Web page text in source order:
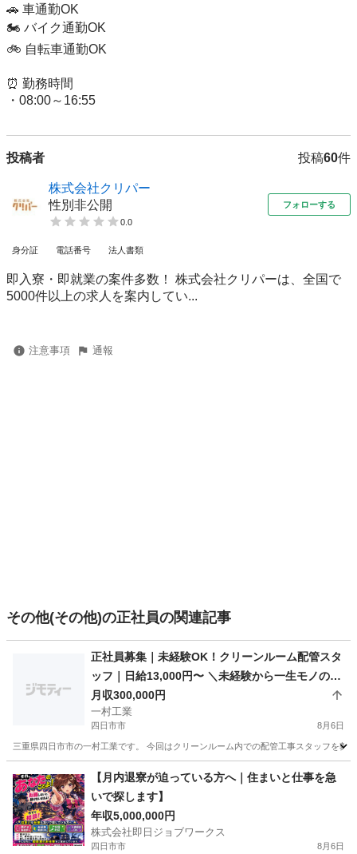
🚗 車通勤OK
🏍 バイク通勤OK
🚲 自転車通勤OK
⏰ 勤務時間
・08:00～16:55
投稿者 投稿60件
株式会社クリパー
性別非公開
0.0
フォローする
身分証 電話番号 法人書類
即入寮・即就業の案件多数！ 株式会社クリパーは、全国で
5000件以上の求人を案内してい...
注意事項 通報
その他(その他)の正社員の関連記事
正社員募集｜未経験OK！クリーンルーム配管スタ
ッフ｜日給13,000円〜 ＼未経験から一生モノの技
術を身につけよう！／
月収300,000円
一村工業
四日市市 8月6日
三重県四日市市の一村工業です。 今回はクリーンルーム内での配管工事スタッフを
その他 未経験
【月内退寮が迫っている方へ｜住まいと仕事を急
いで探します】
年収5,000,000円
株式会社即日ジョブワークス
四日市市 8月6日